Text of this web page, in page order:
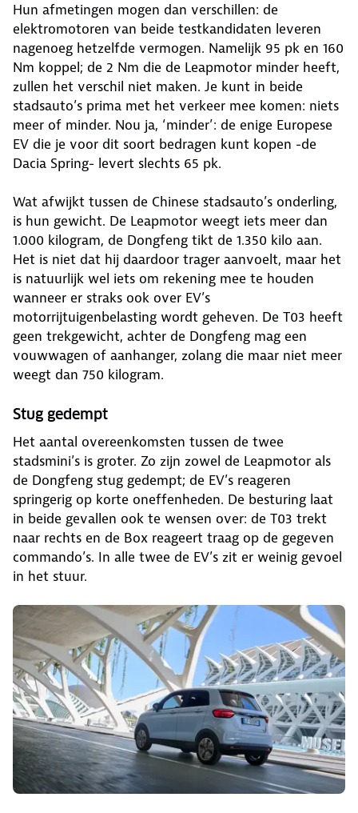
Hun afmetingen mogen dan verschillen: de
elektromotoren van beide testkandidaten leveren
nagenoeg hetzelfde vermogen. Namelijk 95 pk en 160
Nm koppel; de 2 Nm die de Leapmotor minder heeft,
zullen het verschil niet maken. Je kunt in beide
stadsauto’s prima met het verkeer mee komen: niets
meer of minder. Nou ja, ‘minder’: de enige Europese
EV die je voor dit soort bedragen kunt kopen -de
Dacia Spring- levert slechts 65 pk.
Wat afwijkt tussen de Chinese stadsauto’s onderling,
is hun gewicht. De Leapmotor weegt iets meer dan
1.000 kilogram, de Dongfeng tikt de 1.350 kilo aan.
Het is niet dat hij daardoor trager aanvoelt, maar het
is natuurlijk wel iets om rekening mee te houden
wanneer er straks ook over EV’s
motorrijtuigenbelasting wordt geheven. De T03 heeft
geen trekgewicht, achter de Dongfeng mag een
vouwwagen of aanhanger, zolang die maar niet meer
weegt dan 750 kilogram.
Stug gedempt
Het aantal overeenkomsten tussen de twee
stadsmini’s is groter. Zo zijn zowel de Leapmotor als
de Dongfeng stug gedempt; de EV’s reageren
springerig op korte oneffenheden. De besturing laat
in beide gevallen ook te wensen over: de T03 trekt
naar rechts en de Box reageert traag op de gegeven
commando’s. In alle twee de EV’s zit er weinig gevoel
in het stuur.